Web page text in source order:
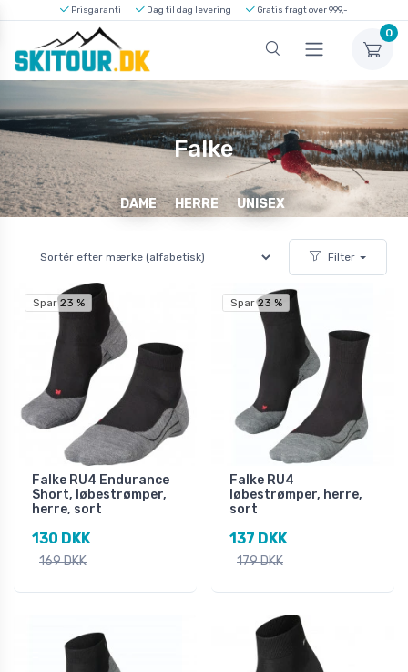
Prisgaranti Dag til dag levering Gratis fragt over 999,-
0
Falke
DAME HERRE UNISEX
Filter
Spar 23 %
Falke RU4 Endurance
Short, løbestrømper,
herre, sort
130 DKK
169 DKK
Spar 23 %
Falke RU4
løbestrømper, herre,
sort
137 DKK
179 DKK